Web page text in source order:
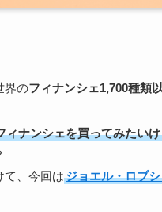
界のフィナンシェ1,700種類
ィナンシェを買ってみたい
て、今回はジョエル・ロブ